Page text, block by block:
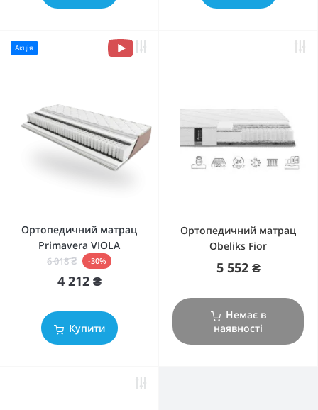
Акція
Ортопедичний матрац
Primavera VIOLA
6 018 ₴ -30%
4 212 ₴
Купити
Ортопедичний матрац
Obeliks Fior
5 552 ₴
Немає в
наявності